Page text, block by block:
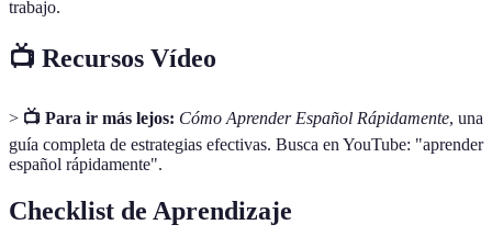
trabajo.
📺 Recursos Vídeo
> 📺 Para ir más lejos: Cómo Aprender Español Rápidamente, una
guía completa de estrategias efectivas. Busca en YouTube: "aprender
español rápidamente".
Checklist de Aprendizaje